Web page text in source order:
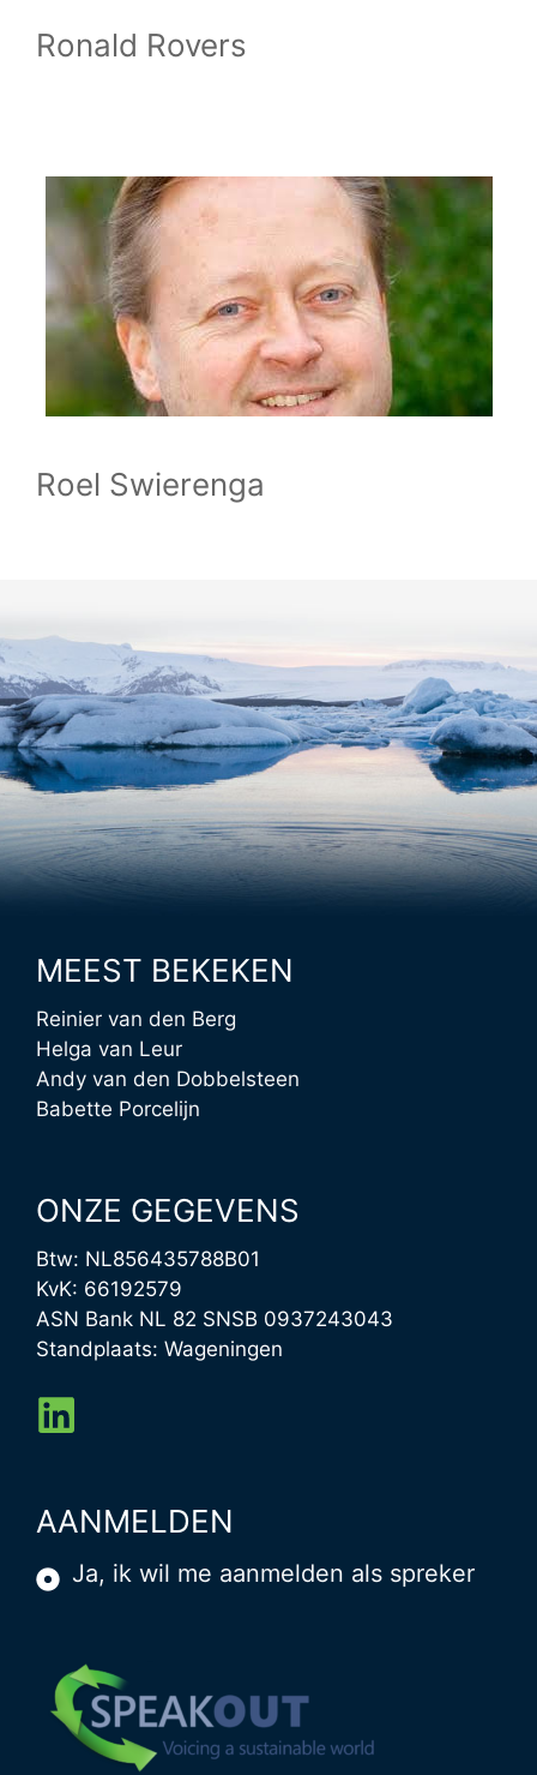
Ronald Rovers
Roel Swierenga
MEEST BEKEKEN
Reinier van den Berg
Helga van Leur
Andy van den Dobbelsteen
Babette Porcelijn
ONZE GEGEVENS
Btw: NL856435788B01
KvK: 66192579
ASN Bank NL 82 SNSB 0937243043
Standplaats: Wageningen
AANMELDEN
Ja, ik wil me aanmelden als spreker